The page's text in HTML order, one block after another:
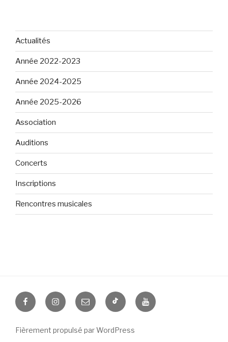
Actualités
Année 2022-2023
Année 2024-2025
Année 2025-2026
Association
Auditions
Concerts
Inscriptions
Rencontres musicales
FacebookInstagramCourriel TikTok YouTube
Fièrement propulsé par WordPress